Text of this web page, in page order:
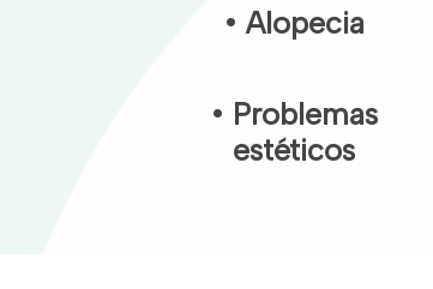
• Alopecia
• Problemas
estéticos